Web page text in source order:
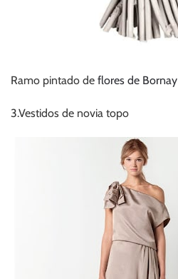
Ramo pintado de flores de Bornay
3.Vestidos de novia topo